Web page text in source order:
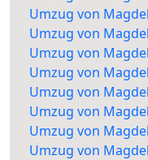
Umzug von
Umzug von
Umzug von
Umzug von
Umzug von
Umzug von
Umzug von
Umzug von